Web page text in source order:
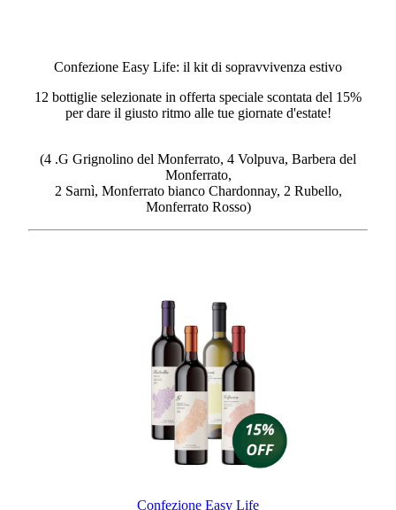
Confezione Easy Life: il kit di sopravvivenza estivo
12 bottiglie selezionate in offerta speciale scontata del 15%
per dare il giusto ritmo alle tue giornate d'estate!
(4 .G Grignolino del Monferrato, 4 Volpuva, Barbera del
Monferrato,
2 Sarnì, Monferrato bianco Chardonnay, 2 Rubello,
Monferrato Rosso)
Confezione Easy Life